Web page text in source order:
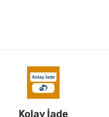
Ürün fiyatı diğer sitelerden daha pahalı.
Kolay İade